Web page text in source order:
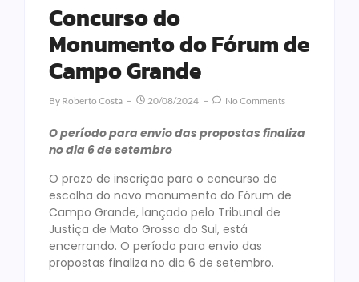
Concurso do
Monumento do Fórum de
Campo Grande
By Roberto Costa 20/08/2024 No Comments
O período para envio das propostas finaliza
no dia 6 de setembro
O prazo de inscrição para o concurso de
escolha do novo monumento do Fórum de
Campo Grande, lançado pelo Tribunal de
Justiça de Mato Grosso do Sul, está
encerrando. O período para envio das
propostas finaliza no dia 6 de setembro.